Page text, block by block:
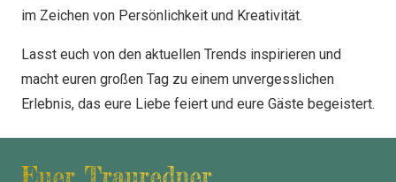
im Zeichen von Persönlichkeit und Kreativität.
Lasst euch von den aktuellen Trends inspirieren und
macht euren großen Tag zu einem unvergesslichen
Erlebnis, das eure Liebe feiert und eure Gäste begeistert.
Euer Trauredner